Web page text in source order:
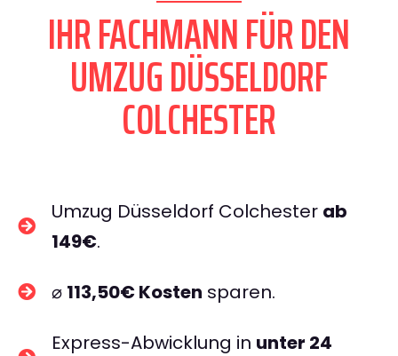
IHR FACHMANN FÜR DEN
UMZUG DÜSSELDORF
COLCHESTER
Umzug Düsseldorf Colchester ab
149€.
⌀ 113,50€ Kosten sparen.
Express-Abwicklung in unter 24